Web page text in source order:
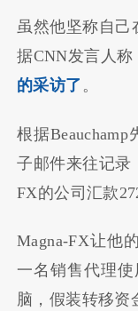
虽然他坚称自己
据CNN发言人称
的采访了 。
根据
子邮件来往记录
FX的公司汇款
Magna-FX让他
一名销售代理使
脑，假装转移资